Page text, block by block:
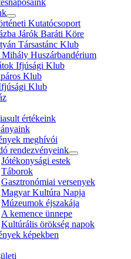
Kutatócsoport
Járók Baráti Köre
Társastánc Klub
Mihály Huszárbandérium
Ifjúsági Klub
Klub
Klub
értékeink
meghívói
rendezvényeink
Jótékonysági estek
Táborok
Gasztronómiai versenyek
Magyar Kultúra Napja
Múzeumok éjszakája
A kemence ünnepe
Kultúrális örökség napok
képekben